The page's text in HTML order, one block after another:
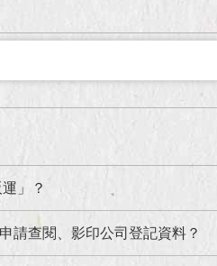
」？
請查閱、影印公司登記資料？